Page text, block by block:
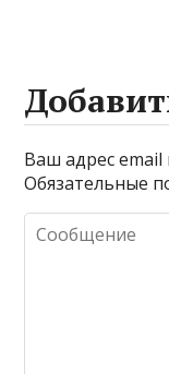
Ваш адрес email
Обязательные